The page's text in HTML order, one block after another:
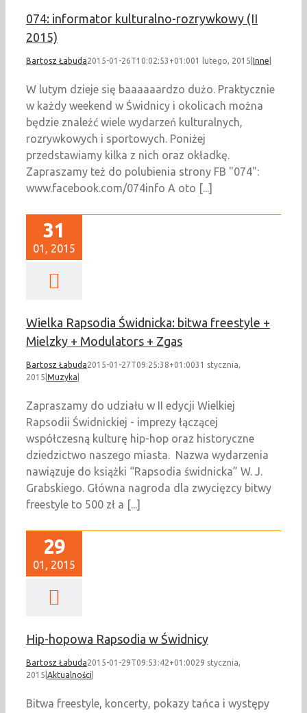
074: informator kulturalno-rozrywkowy (II
2015)
Bartosz Łabuda2015-01-26T10:02:53+01:001 lutego, 2015 Inne
W lutym dzieje się baaaaaardzo dużo. Praktycznie
w każdy weekend w Świdnicy i okolicach można
będzie znaleźć wiele wydarzeń kulturalnych,
rozrywkowych i sportowych. Poniżej
przedstawiamy kilka z nich oraz okładkę.
Zapraszamy też do polubienia strony FB "074":
www.facebook.com/074info A oto [...]
31
01, 2015
Wielka Rapsodia Świdnicka: bitwa freestyle +
Mielzky + Modulators + Zgas
Bartosz Łabuda2015-01-27T09:25:38+01:0031 stycznia,
2015 Muzyka
Zapraszamy do udziału w II edycji Wielkiej
Rapsodii Świdnickiej - imprezy łączącej
współczesną kulturę hip-hop oraz historyczne
dziedzictwo naszego miasta. Nazwa wydarzenia
nawiązuje do książki “Rapsodia świdnicka” W. J.
Grabskiego. Główna nagroda dla zwycięzcy bitwy
freestyle to 500 zł a [...]
29
01, 2015
Hip-hopowa Rapsodia w Świdnicy
Bartosz Łabuda2015-01-29T09:53:42+01:0029 stycznia,
2015 Aktualności
Bitwa freestyle, koncerty, pokazy tańca i występy